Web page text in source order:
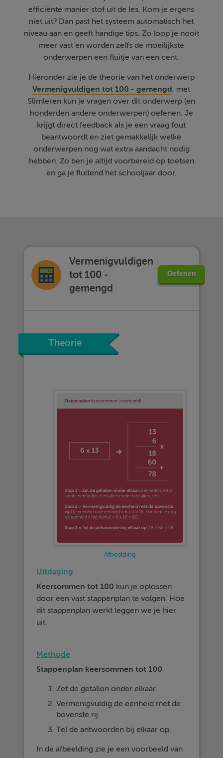
efficiënte manier stof uit de les. Kom je ergens
niet uit? Dan past het systeem automatisch het
niveau aan en geeft handige tips. Zo loop je nooit
meer vast en worden zelfs de moeilijkste
onderwerpen een fluitje van een cent.
Hieronder zie je de theorie van het onderwerp
Vermenigvuldigen tot 100 - gemengd, met
Slimleren kun je vragen over dit onderwerp (en
honderden andere onderwerpen) oefenen. Je
krijgt direct feedback als je een vraag fout
beantwoordt en ziet gemakkelijk welke
onderwerpen nog wat extra aandacht nodig
hebben. Zo ben je altijd voorbereid op toetsen
en ga je fluitend het schooljaar door.
Vermenigvuldigen
tot 100 -
gemengd
Oefenen
Theorie
Afbeelding
Uitdaging
Keersommen tot 100 kun je oplossen
door een vast stappenplan te volgen. Hoe
dit stappenplan werkt leggen we je hier
uit.
Methode
Stappenplan keersommen tot 100
Zet de getallen onder elkaar.
Vermenigvuldig de eenheid met de
bovenste rij.
Tel de antwoorden bij elkaar op.
In de afbeelding zie je een voorbeeld van